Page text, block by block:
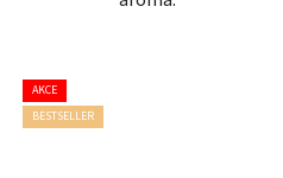
AKCE
BESTSELLER